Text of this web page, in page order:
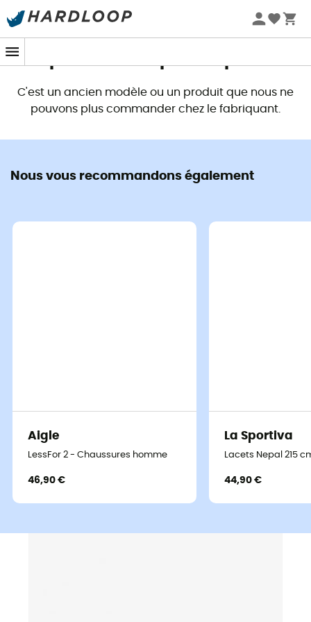
Promos d'été 🔥 -5 % EXTRA dès 2 produits* code Summer5
C'est un ancien modèle ou un produit que nous ne
pouvons plus commander chez le fabriquant.
Nous vous recommandons également
Aigle
LessFor 2 - Chaussures homme
46,90 €
La Sportiva
Lacets Nepal 215
44,90 €